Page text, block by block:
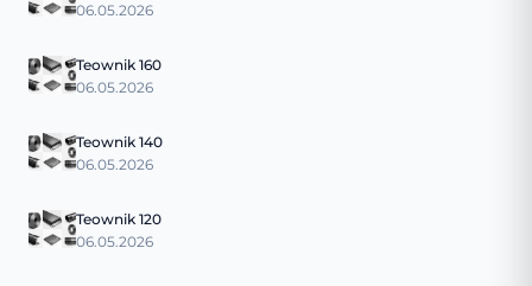
06.05.2026
Teownik 160
06.05.2026
Teownik 140
06.05.2026
Teownik 120
06.05.2026